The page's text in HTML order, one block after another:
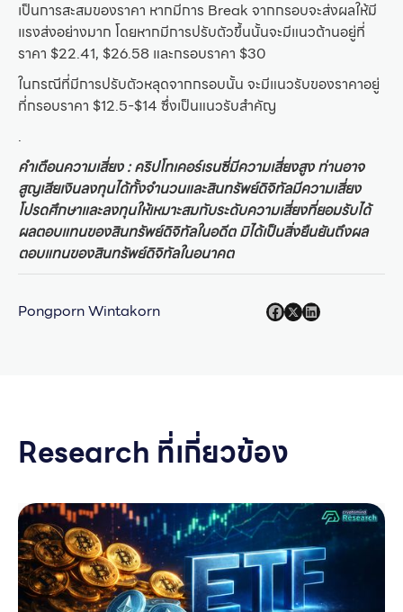
เป็นการสะสมของราคา หากมีการ Break จากกรอบจะส่งผลให้มี
แรงส่งอย่างมาก โดยหากมีการปรับตัวขึ้นนั้นจะมีแนวต้านอยู่ที่
ราคา $22.41, $26.58 และกรอบราคา $30
ในกรณีที่มีการปรับตัวหลุดจากกรอบนั้น จะมีแนวรับของราคาอยู่
ที่กรอบราคา $12.5-$14 ซึ่งเป็นแนวรับสำคัญ
.
คำเตือนความเสี่ยง : คริปโทเคอร์เรนซี่มีความเสี่ยงสูง ท่านอาจ
สูญเสียเงินลงทุนได้ทั้งจำนวนและสินทรัพย์ดิจิทัลมีความเสี่ยง
โปรดศึกษาและลงทุนให้เหมาะสมกับระดับความเสี่ยงที่ยอมรับได้
ผลตอบแทนของสินทรัพย์ดิจิทัลในอดีต มิได้เป็นสิ่งยืนยันถึงผล
ตอบแทนของสินทรัพย์ดิจิทัลในอนาคต
Pongporn Wintakorn
Research ที่เกี่ยวข้อง